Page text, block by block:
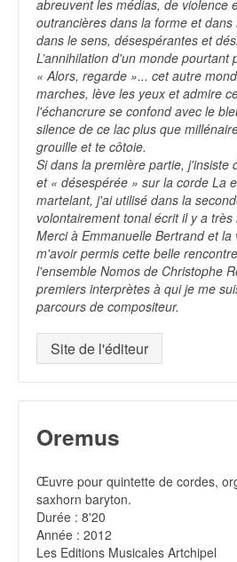
abreuvent les médias, de violence
outrancières dans la forme et
dans le sens, désespérantes et
L’annihilation d'un monde pourtant
« Alors, regarde »... cet autre
marches, lève les yeux et admire
l'échancrure se confond avec le
silence de ce lac plus que
grouille et te côtoie.
Si dans la première partie, j'insiste
et « désespérée » sur la corde La
martelant, j'ai utilisé dans la
volontairement tonal écrit il y a très
Merci à Emmanuelle Bertrand et la
m'avoir permis cette belle
l'ensemble Nomos de Christophe
premiers interprètes à qui je me
parcours de compositeur.
Site de l'éditeur
Oremus
Œuvre pour quintette de cordes,
saxhorn baryton.
Durée : 8'20
Année : 2012
Les Editions Musicales Artchipel